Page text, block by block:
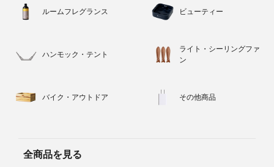
ルームフレグランス ビューティー
ハンモック・テント
ライト・シーリングファ
ン
バイク・アウトドア その他商品
全商品を見る